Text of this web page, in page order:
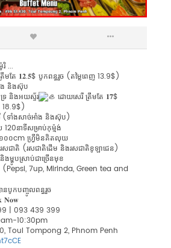
...
មតែ 𝟏𝟐.𝟓$ បូកពន្ធរួច (តម្លៃពេញ 13.9$)
ង និងស៊ុប
និងអយស្ទ័រ
ដោយសេរី​ ត្រឹមតែ 𝟏𝟕$
18.9$)
(ទាំងសាច់អាំង​ និងស៊ុប)
នាទីសម្រាប់កុម្ម៉ង់
១០០cm ហ្វ្រីមិនគិតលុយ
ជាតិ (រសជាតិដើម និងរសជាតិខូឡាជេន)
ងម្ហូបស្រាប់ជាច្រើនមុខ
ៈ (Pepsi, 7up, Mirinda, Green tea and
ានបូកបញ្ចូលពន្ធរួច
𝐍𝐨𝐰
| 093 439 399
10:30pm
Toul Tompong 2, Phnom Penh